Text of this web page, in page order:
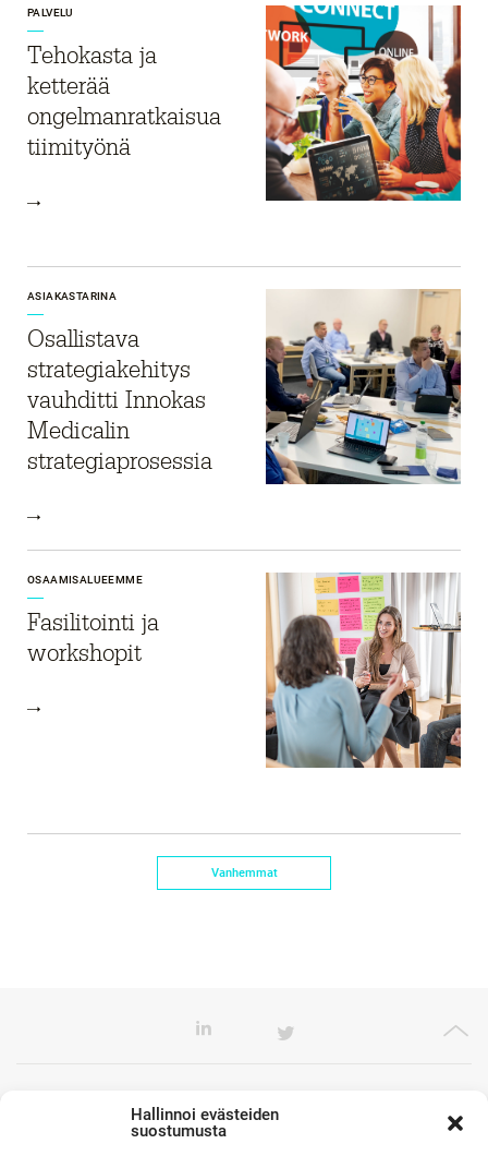
Hallinnoi evästeiden
suostumusta
PALVELU
Tehokasta ja
ketterää
ongelmanratkaisua
tiimityönä
ASIAKASTARINA
Osallistava
strategiakehitys
vauhditti Innokas
Medicalin
strategiaprosessia
OSAAMISALUEEMME
Fasilitointi ja
workshopit
Vanhemmat
Toimistomme Euroopassa